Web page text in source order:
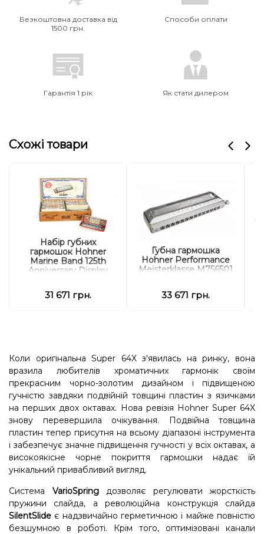
Безкоштовна доставка від
1500 грн.
Способи оплати
Гарантія 1 рік Як стати дилером
Схожі товари
Набір губних
гармошок Hohner
Marine Band 125th
Anniversary Display
шт.)
31 671 грн.
Губна гармошка
Hohner Performance
Meisterklasse M756501
33 671 грн.
Коли оригінальна Super 64X з'явилась на ринку, вона
вразила любителів хроматичних гармонік своїм
прекрасним чорно-золотим дизайном і підвищеною
гучністю завдяки подвійній товщині пластин з язичками
на перших двох октавах. Нова ревізія Hohner Super 64X
знову перевершила очікування. Подвійна товщина
пластин тепер присутня на всьому діапазоні інструмента
і забезпечує значне підвищення гучності у всіх октавах, а
високоякісне чорне покриття гармошки надає їй
унікальний привабливий вигляд.
Система VarioSpring дозволяє регулювати жорсткість
пружини слайда, а революційна конструкція слайда
SilentSlide є надзвичайно герметичною і майже повністю
безшумною в роботі. Крім того, оптимізовані канали